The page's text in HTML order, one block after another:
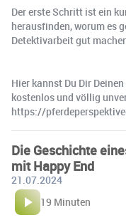
Der erste Schritt ist ein
herausfinden, worum es
Detektivarbeit gut
Hier kannst Du Dir
kostenlos und völlig
https://
Die Geschichte
mit Happy End
21.07.2024
19 Minuten